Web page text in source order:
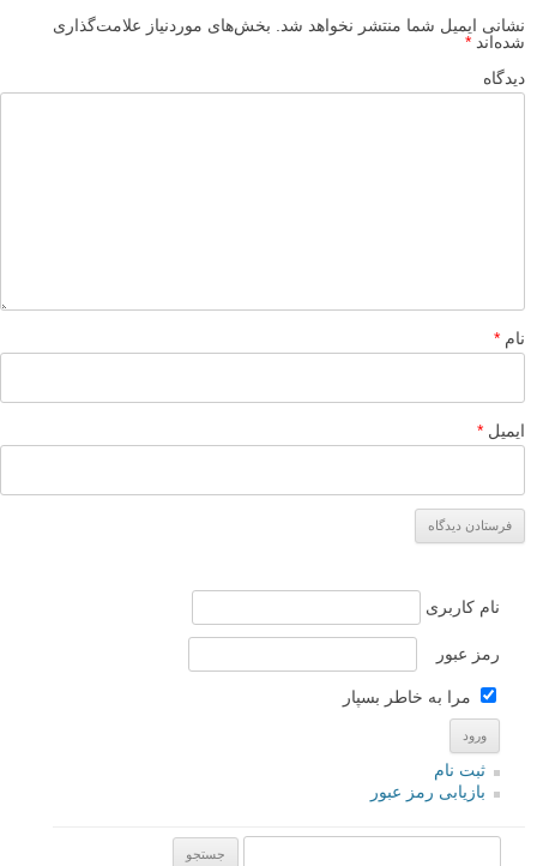
نشانی ایمیل شما منتشر نخواهد شد.
بخش‌های موردنیاز علامت‌گذاری
شده‌اند *
دیدگاه
نام *
ایمیل *
نام کاربری
رمز عبور
مرا به خاطر بسپار
ثبت نام
بازیابی رمز عبور